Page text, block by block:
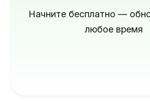
Начните бесплатно —
любое время